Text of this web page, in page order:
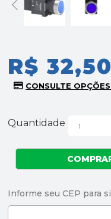
R$ 32,50
Quantidade